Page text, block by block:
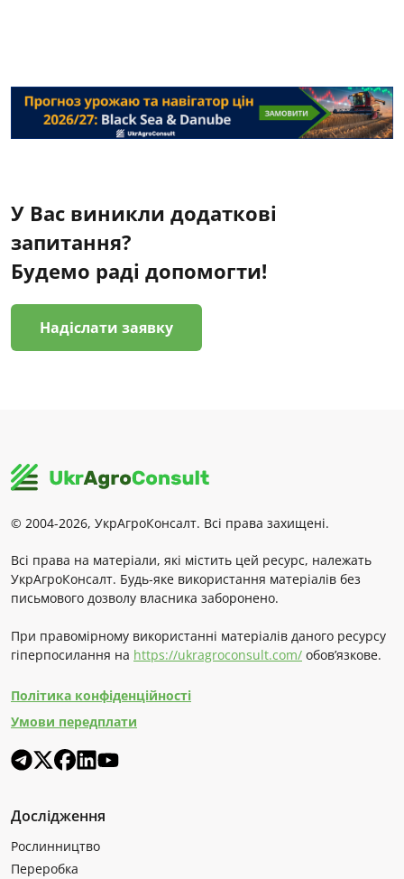
У Вас виникли додаткові
запитання?
Будемо раді допомогти!
Надіслати заявку
© 2004-2026, УкрАгроКонсалт. Всі права захищені.
Всі права на матеріали, які містить цей ресурс, належать
УкрАгроКонсалт. Будь-яке використання матеріалів без
письмового дозволу власника заборонено.
При правомірному використанні матеріалів даного ресурсу
гіперпосилання на https://ukragroconsult.com/ обов’язкове.
Політика конфіденційності
Умови передплати
Дослідження
Рослинництво
Переробка